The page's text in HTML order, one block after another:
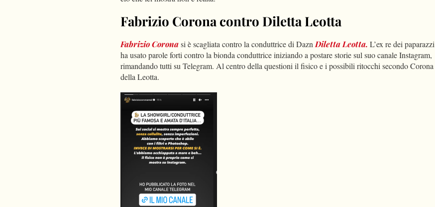
Fabrizio Corona contro Diletta Leotta
Fabrizio Coronasi è scagliata contro la conduttrice di DaznDiletta Leotta. L’ex re dei paparazzi
ha usato parole forti contro la bionda conduttrice iniziando a postare storie sul suo canale Instagram,
rimandando tutti su Telegram. Al centro della questioni il fisico e i possibili ritocchi secondo Corona
della Leotta.